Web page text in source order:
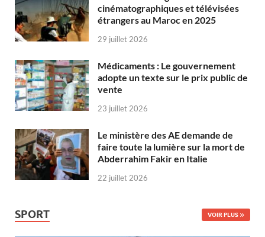
cinématographiques et télévisées
étrangers au Maroc en 2025
29 juillet 2026
Médicaments : Le gouvernement
adopte un texte sur le prix public de
vente
23 juillet 2026
Le ministère des AE demande de
faire toute la lumière sur la mort de
Abderrahim Fakir en Italie
22 juillet 2026
SPORT VOIR PLUS